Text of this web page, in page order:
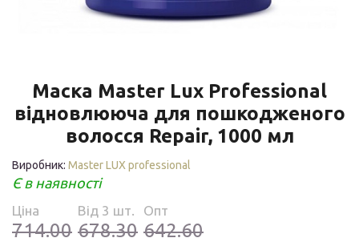
Маска Master Lux Professional
відновлююча для пошкодженого
волосся Repair, 1000 мл
Виробник: Master LUX professional
Є в наявності
Ціна
714.00
Від 3 шт.
678.30
Опт
642.60